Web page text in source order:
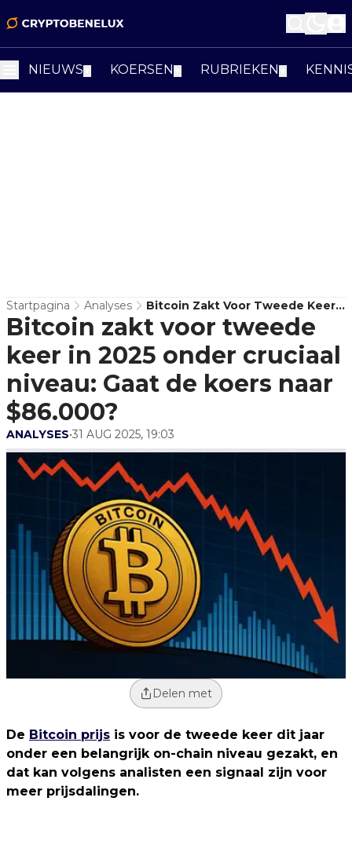
NIEUWS KOERSEN RUBRIEKEN
Startpagina Analyses
Bitcoin Zakt Voor Tweede Keer
In 2025 Onder Cruciaal Niveau:
Gaat De Koers Naar $86.000?
Bitcoin zakt voor tweede
keer in 2025 onder cruciaal
niveau: Gaat de koers naar
$86.000?
ANALYSES•31 AUG 2025, 19:03
Delen met
De Bitcoin prijs is voor de tweede keer dit jaar
onder een belangrijk on-chain niveau gezakt, en
dat kan volgens analisten een signaal zijn voor
meer prijsdalingen.